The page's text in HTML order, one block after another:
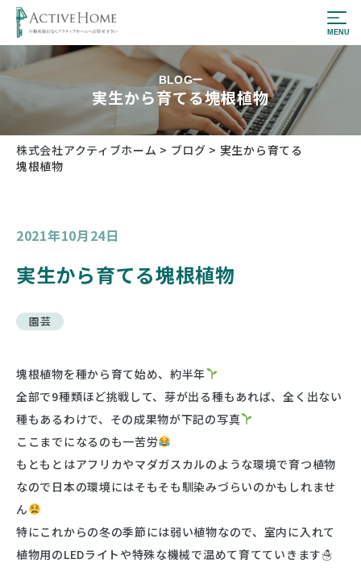
BLOG
実生から育てる塊根植物
株式会社アクティブホーム > ブログ > 実生から育てる
塊根植物
2021年10月24日
実生から育てる塊根植物
園芸
塊根植物を種から育て始め、約半年
全部で9種類ほど挑戦して、芽が出る種もあれば、全く出ない
種もあるわけで、その成果物が下記の写真
ここまでになるのも一苦労
もともとはアフリカやマダガスカルのような環境で育つ植物
なので日本の環境にはそもそも馴染みづらいのかもしれませ
ん
特にこれからの冬の季節には弱い植物なので、室内に入れて
植物用のLEDライトや特殊な機械で温めて育てていきます☃